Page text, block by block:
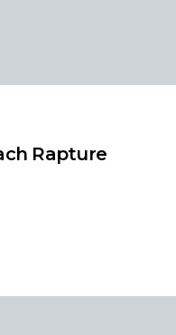
Rapture